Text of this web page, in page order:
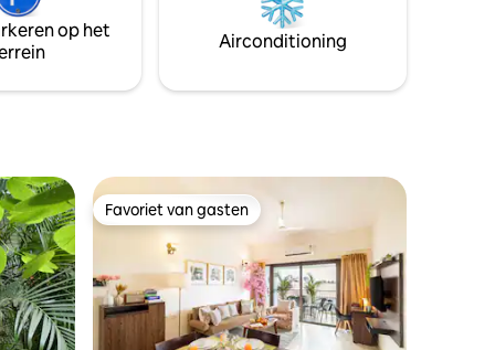
manier,
de
bars, met de stranden Anjuna, Vagator,
Assagao en Morjim, Mandrem op 15-20
minuten afstand en op 35 minuten van
op het
Airconditioning
Favoriet van gasten
Favoriet van gasten